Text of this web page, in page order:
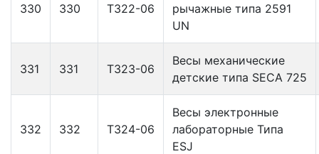
330 330 Т322-06
рычажные типа 2591
UN
331 331 Т323-06
Весы механические
детские типа SECA 725
332 332 Т324-06
Весы электронные
лабораторные Типа
ESJ